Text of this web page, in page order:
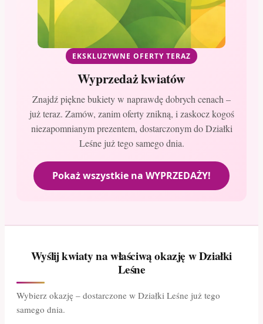
EKSKLUZYWNE OFERTY TERAZ
Wyprzedaż kwiatów
Znajdź piękne bukiety w naprawdę dobrych cenach –
już teraz. Zamów, zanim oferty znikną, i zaskocz kogoś
niezapomnianym prezentem, dostarczonym do Działki
Leśne już tego samego dnia.
Pokaż wszystkie na WYPRZEDAŻY!
Wyślij kwiaty na właściwą okazję w Działki
Leśne
Wybierz okazję – dostarczone w Działki Leśne już tego
samego dnia.